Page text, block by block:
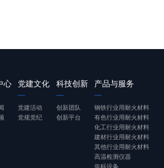
心 党建文化
党建活动
党规党纪
科技创新
创新团队
创新平台
产品与服务
钢铁行业用耐火材料
有色行业用耐火材料
化工行业用耐火材料
建材行业用耐火材料
其他行业用耐火材料
高温检测仪器
齿科设备